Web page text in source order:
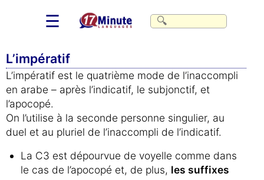
☰
L’impératif
L’impératif est le quatrième mode de l’inaccompli
en arabe – après l’indicatif, le subjonctif, et
l’apocopé.
On l’utilise à la seconde personne singulier, au
duel et au pluriel de l’inaccompli de l’indicatif.
La C3 est dépourvue de voyelle comme dans
le cas de l’apocopé et, de plus, les suffixes